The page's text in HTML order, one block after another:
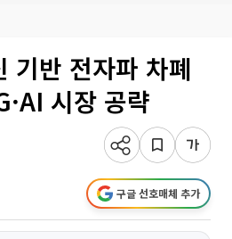
기반 전자파 차폐
시장 공략
구글 선호매체 추가